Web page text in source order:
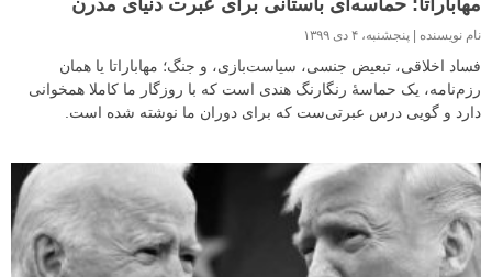
مهاباراتا: حماسه‌ای باستانی برای عبرت دنیای مدرن
نام نویسنده پنجشنبه، ۴ دی ۱۳۹۹
فساد اخلاقی، تبعیض جنسی، سیاست‌بازی، و جنگ؛ مهاباراتا یا همان
رزم‌نامه، یک حماسهٔ رنگارنگ هندی است که با روزگار ما کاملا همخوانی
دارد و گویی درس عبرتی‌ست که برای دوران ما نوشته شده است.